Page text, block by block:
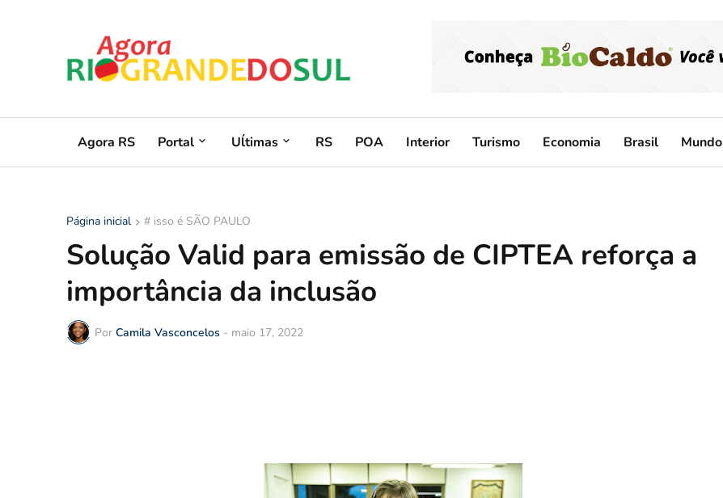
Agora RS Portal Uĺtimas RS POA Interior Turismo Economia Brasil Mundo
Página inicial # isso é SÃO PAULO
Solução Valid para emissão de CIPTEA reforça a
importância da inclusão
Por Camila Vasconcelos - maio 17, 2022